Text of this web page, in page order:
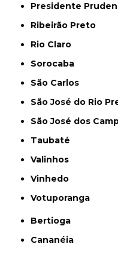
Presidente
Ribeirão Preto
Rio Claro
Sorocaba
São Carlos
São José do Rio
São José dos
Taubaté
Valinhos
Vinhedo
Votuporanga
Bertioga
Cananéia